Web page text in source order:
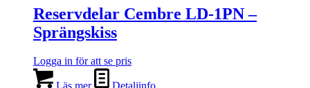
Reservdelar Cembre LD-1PN –
Sprängskiss
Logga in för att se pris